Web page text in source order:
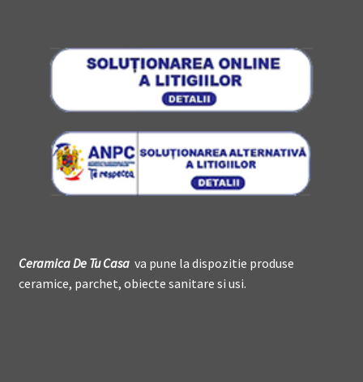
Ceramica DeTu Casava pune la dispozitie produse
ceramice, parchet, obiecte sanitare si usi.